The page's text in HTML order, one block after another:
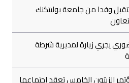
وفدا من جامعة بوليتكنك
يجري زيارة لمديرية شرطة
الزيتون الخامس تعقد اجتماعها